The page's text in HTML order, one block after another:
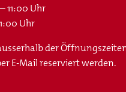
11:00 Uhr
Uhr
der
E-Mail reserviert werden.